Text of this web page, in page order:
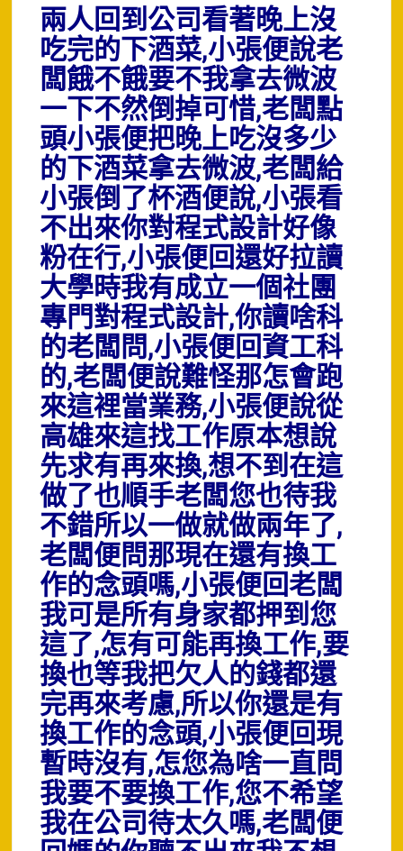
兩人回到公司看著晚上沒
吃完的下酒菜,小張便說老
闆餓不餓要不我拿去微波
一下不然倒掉可惜,老闆點
頭小張便把晚上吃沒多少
的下酒菜拿去微波,老闆給
小張倒了杯酒便說,小張看
不出來你對程式設計好像
粉在行,小張便回還好拉讀
大學時我有成立一個社團
專門對程式設計,你讀啥科
的老闆問,小張便回資工科
的,老闆便說難怪那怎會跑
來這裡當業務,小張便說從
高雄來這找工作原本想說
先求有再來換,想不到在這
做了也順手老闆您也待我
不錯所以一做就做兩年了,
老闆便問那現在還有換工
作的念頭嗎,小張便回老闆
我可是所有身家都押到您
這了,怎有可能再換工作,要
換也等我把欠人的錢都還
完再來考慮,所以你還是有
換工作的念頭,小張便回現
暫時沒有,怎您為啥一直問
我要不要換工作,您不希望
我在公司待太久嗎,老闆便